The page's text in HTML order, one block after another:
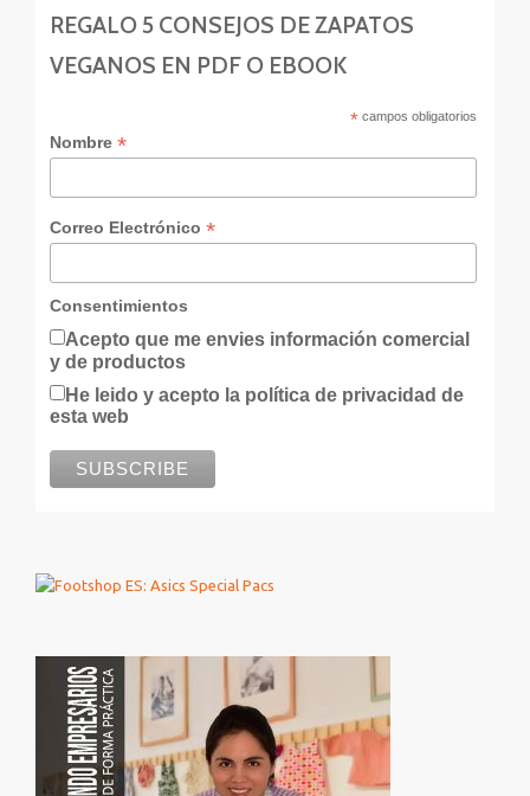
REGALO 5 CONSEJOS DE ZAPATOS
VEGANOS EN PDF O EBOOK
*campos obligatorios
Nombre *
Correo Electrónico *
Consentimientos
Acepto que me envies información comercial
y de productos
He leido y acepto la política de privacidad de
esta web